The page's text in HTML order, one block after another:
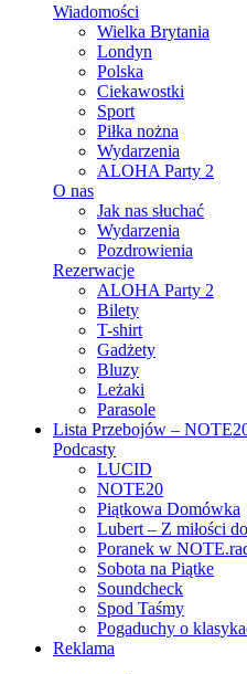
Wiadomości
Wielka Brytania
Londyn
Polska
Ciekawostki
Sport
Piłka nożna
Wydarzenia
ALOHA Party 2
O nas
Jak nas słuchać
Wydarzenia
Pozdrowienia
Rezerwacje
ALOHA Party 2
Bilety
T-shirt
Gadżety
Bluzy
Leżaki
Parasole
Lista Przebojów –
Podcasty
LUCID
NOTE20
Piątkowa Domówka
Lubert – Z miłości
Poranek w
Sobota na Piątke
Soundcheck
Spod Taśmy
Pogaduchy o
Reklama